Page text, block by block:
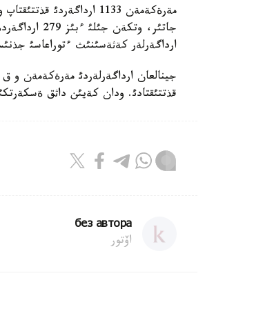
مةرةكةمةن 1133
جاتئر،
ارداگةرلةر كةثةسئنئث ءتوراعاسئ
جينالعان ارداگةرلةردئ مةرةكةمةن و ق
قذتتئقتادئ. ودان كةيئن داثق
без автора
اۆتور